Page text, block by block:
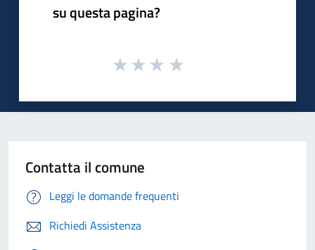
su questa pagina?
Contatta il comune
Leggi le domande frequenti
Richiedi Assistenza